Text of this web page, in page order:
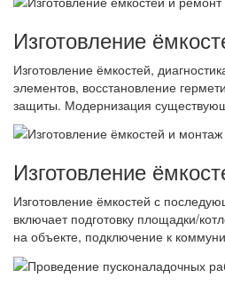
Изготовление
Изготовление ёмкостей,
элементов, восстановление
защиты. Модернизация
Изготовление
Изготовление ёмкостей с
включает подготовку площадки/
на объекте, подключение к